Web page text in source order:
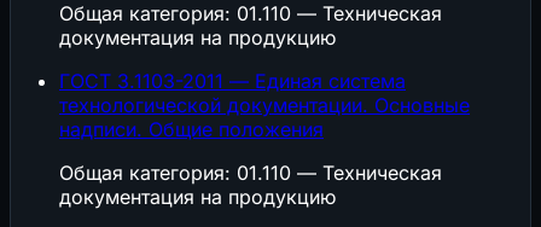
Общая категория: 01.110 — Техническая
документация на продукцию
ГОСТ 3.1103-2011 — Единая система
технологической документации. Основные
надписи. Общие положения
Общая категория: 01.110 — Техническая
документация на продукцию